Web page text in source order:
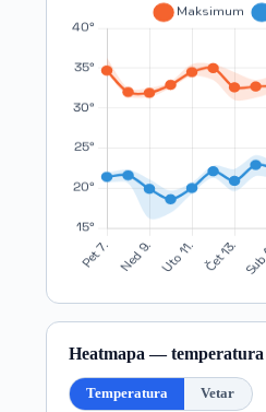
Heatmapa — temperatura
Temperatura Vetar